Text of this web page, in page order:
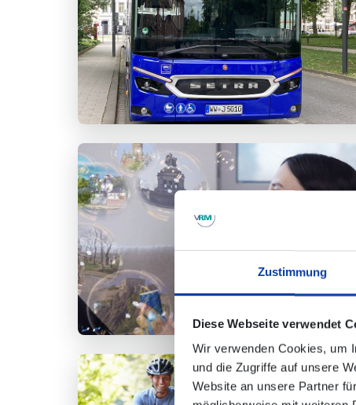
Zustimmung
Diese Webseite verwendet
Wir verwenden Cookies, um
und die Zugriffe auf unsere
Website an unsere Partner